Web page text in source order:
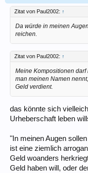
Zitat von Paul2002: ↑
Da würde in meinen
reichen.
Zitat von Paul2002: ↑
Meine Kompositionen
man meinen Namen
Geld verdient.
das könnte sich
Urheberschaft leben
"In meinen Augen
ist eine ziemlich
Geld woanders
Geld haben will, oder